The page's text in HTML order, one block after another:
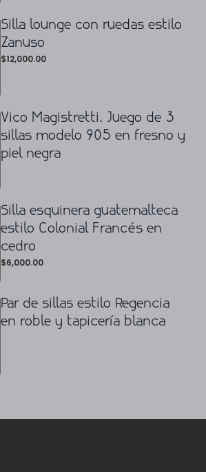
Silla lounge con ruedas estilo
Zanuso
$12,000.00
Vico Magistretti. Juego de 3
sillas modelo 905 en fresno y
piel negra
Silla esquinera guatemalteca
estilo Colonial Francés en
cedro
$6,000.00
Par de sillas estilo Regencia
en roble y tapicería blanca